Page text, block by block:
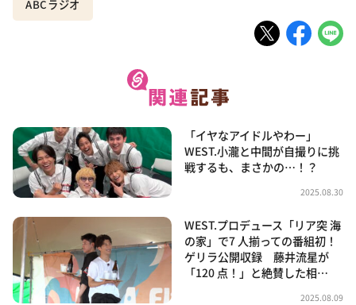
ABCラジオ
「イヤなアイドルやわー」
WEST.小瀧と中間が自撮りに挑
戦するも、まさかの…！？
2025.08.30
WEST.プロデュース「リア突 海
の家」で7 人揃っての番組初！
ゲリラ公開収録 藤井流星が
「120 点！」と絶賛した相…
2025.08.09